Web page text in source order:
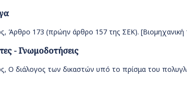
Άρθρο 173 (πρώην άρθρο 157 της ΣΕΚ).
- Γνωμοδοτήσεις
Ο διάλογος των δικαστών υπό το πρίσμα του